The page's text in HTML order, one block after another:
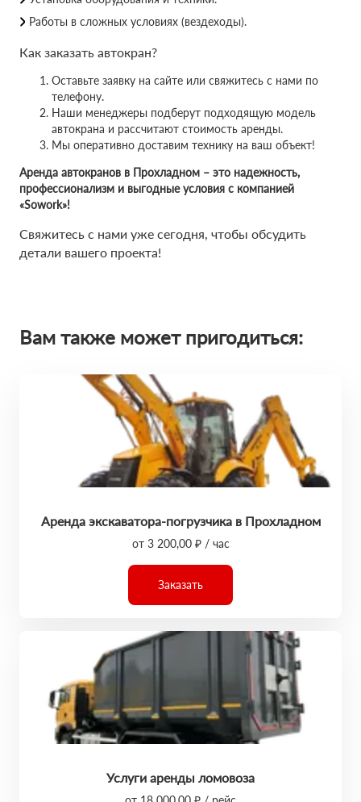
Работы в сложных условиях (вездеходы).
Как заказать автокран?
Оставьте заявку на сайте или свяжитесь с нами по
телефону.
Наши менеджеры подберут подходящую модель
автокрана и рассчитают стоимость аренды.
Мы оперативно доставим технику на ваш объект!
Аренда автокранов в Прохладном – это надежность,
профессионализм и выгодные условия с компанией
«Sowork»!
Свяжитесь с нами уже сегодня, чтобы обсудить
детали вашего проекта!
Вам также может пригодиться:
Аренда экскаватора-погрузчика в Прохладном
от 3 200,00 ₽ / час
Заказать
Услуги аренды ломовоза